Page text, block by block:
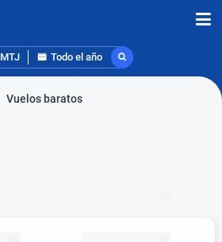
MTJ Todo el año
Vuelos baratos